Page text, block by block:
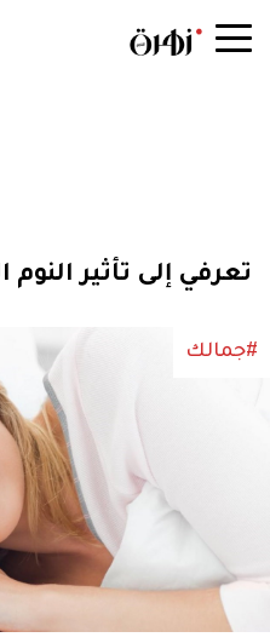
تعرفي إلى تأثير
#جمالك